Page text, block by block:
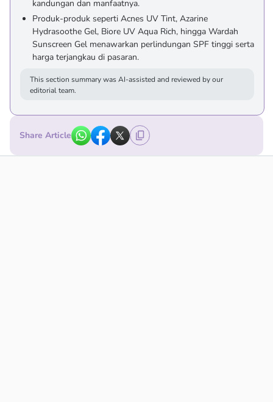
kandungan dan manfaatnya.
Produk-produk seperti Acnes UV Tint, Azarine
Hydrasoothe Gel, Biore UV Aqua Rich, hingga Wardah
Sunscreen Gel menawarkan perlindungan SPF tinggi serta
harga terjangkau di pasaran.
This section summary was AI-assisted and reviewed by our
editorial team.
Share Article